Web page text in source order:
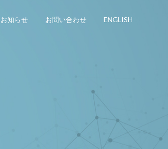
お知らせ お問い合わせ ENGLISH